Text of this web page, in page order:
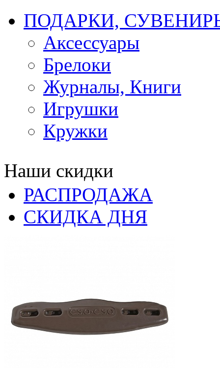
ПОДАРКИ,
Аксессуары
Брелоки
Журналы, Книги
Игрушки
Кружки
Наши скидки
РАСПРОДАЖА
СКИДКА ДНЯ